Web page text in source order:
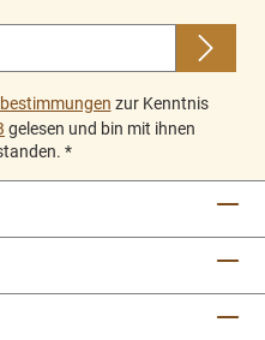
zur Kenntnis
gelesen und bin mit ihnen
*